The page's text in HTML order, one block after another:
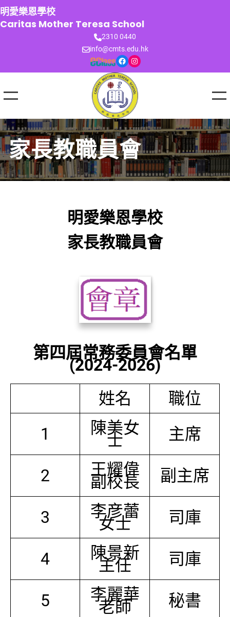
跳
至
主
明愛樂恩學校
Caritas Mother Teresa School
2310 0440
info@cmts.edu.hk
Facebook Instagram
家長教職員會
明愛樂恩學校
家長教職員會
第四屆常務委員會名單
(2024-2026)
姓名
職位
1
陳美女
士 主席
2 王耀偉
副校長 副主席
3 李彦蕾
女士 司庫
4 陳景新
主任 司庫
5 李麗華
老師 秘書